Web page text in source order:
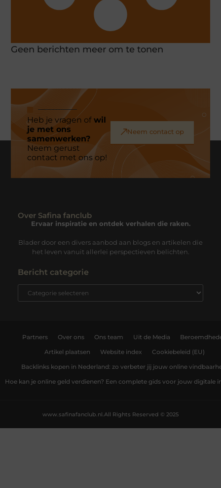
Geen berichten meer om te tonen
Heb je vragen ofwil
je met ons
samenwerken?
Neem gerust
contact met ons op!
Neem contact op
Over Safina fanclub
Ervaar inspiratie en ontdek verhalen die raken.
Blader door een divers aanbod aan blogs en artikelen die
het leven vanuit allerlei perspectieven belichten.
Bericht categorie
Partners Over ons Ons team Uit de Media
Artikel plaatsen Website index Cookiebeleid (EU)
Backlinks kopen in Nederland: zo verbeter jij jouw online
Hoe kan je online geld verdienen? Een complete gids voor jouw digitale
All Rights Reserved © 2025
www.safinafanclub.nl.